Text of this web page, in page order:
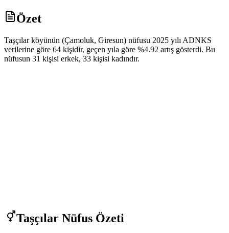
Özet
Taşçılar köyünün (Çamoluk, Giresun) nüfusu 2025 yılı ADNKS
verilerine göre 64 kişidir, geçen yıla göre %4.92 artış gösterdi. Bu
nüfusun 31 kişisi erkek, 33 kişisi kadındır.
Taşçılar Nüfus Özeti